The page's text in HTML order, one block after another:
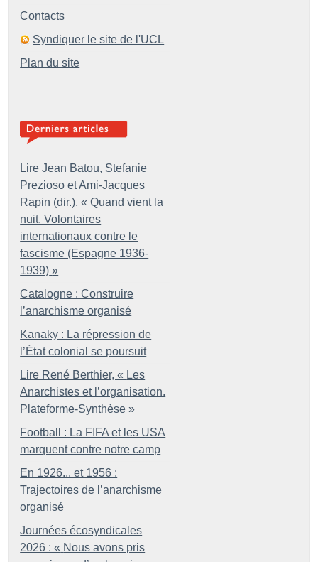
Contacts
Syndiquer le site de l'UCL
Plan du site
Lire Jean Batou, Stefanie
Prezioso et Ami-Jacques
Rapin (dir.), « Quand vient la
nuit. Volontaires
internationaux contre le
fascisme (Espagne 1936-
1939) »
Catalogne : Construire
l’anarchisme organisé
Kanaky : La répression de
l’État colonial se poursuit
Lire René Berthier, « Les
Anarchistes et l’organisation.
Plateforme-Synthèse »
Football : La FIFA et les USA
marquent contre notre camp
En 1926... et 1956 :
Trajectoires de l’anarchisme
organisé
Journées écosyndicales
2026 : « Nous avons pris